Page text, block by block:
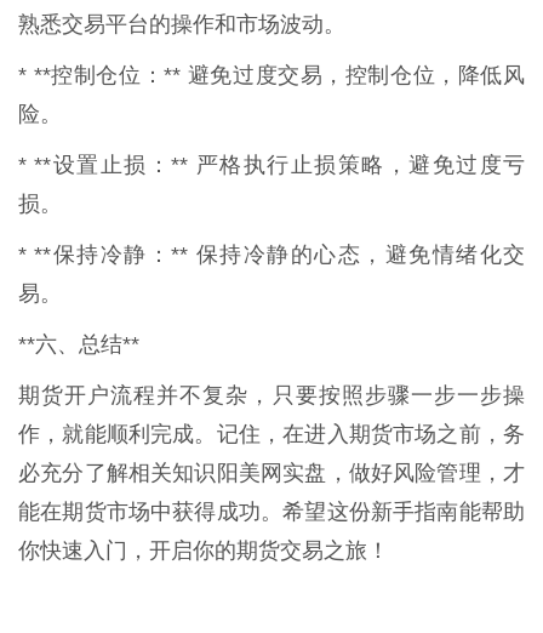
熟悉交易平台的操作和市场波动。
* **控制仓位：** 避免过度交易，控制仓位，降低风
险。
* **设置止损：** 严格执行止损策略，避免过度亏
损。
* **保持冷静：** 保持冷静的心态，避免情绪化交
易。
**六、总结**
期货开户流程并不复杂，只要按照步骤一步一步操
作，就能顺利完成。记住，在进入期货市场之前，务
必充分了解相关知识阳美网实盘，做好风险管理，才
能在期货市场中获得成功。希望这份新手指南能帮助
你快速入门，开启你的期货交易之旅！